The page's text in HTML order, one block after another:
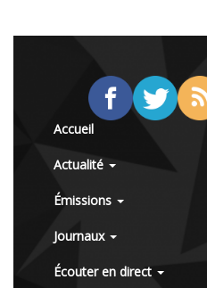
Accueil
Actualité
Émissions
Journaux
Écouter en direct